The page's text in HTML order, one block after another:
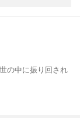
の中に振り回され